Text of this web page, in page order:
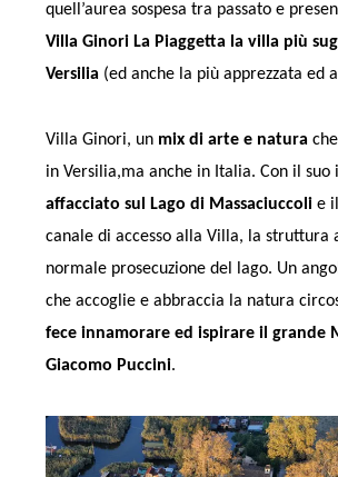
quell’aurea sospesa tra passato e
Villa Ginori La Piaggetta la villa più
Versilia (ed anche la più apprezzata ed
Villa Ginori, un mix di arte e natura
in Versilia,ma anche in Italia. Con il suo
affacciato sul Lago di Massaciuccolie il
canale di accesso alla Villa, la struttura
normale prosecuzione del lago. Un
che accoglie e abbraccia la natura
fece innamorare ed ispirare il grande
Giacomo Puccini.